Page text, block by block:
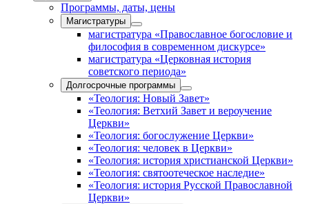
Программы, даты, цены
Магистратуры
магистратура «Православное богословие и
философия в современном дискурсе»
магистратура «Церковная история
советского периода»
Долгосрочные программы
«Теология: Новый Завет»
«Теология: Ветхий Завет и вероучение
Церкви»
«Теология: богослужение Церкви»
«Теология: человек в Церкви»
«Теология: история христианской Церкви»
«Теология: святоотеческое наследие»
«Теология: история Русской Православной
Церкви»